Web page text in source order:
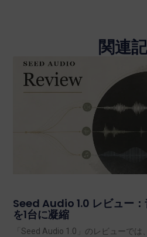
関連
Seed Audio 1.0 レビュー
を1台に凝縮
「Seed Audio 1.0」のレビューでは